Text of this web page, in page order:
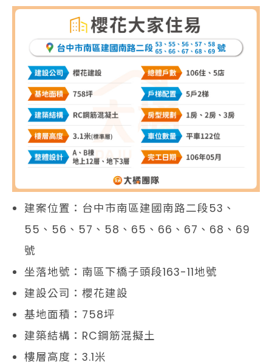
建案位置：台中市南區建國南路二段53、
55、56、57、58、65、66、67、68、69
號
坐落地號：南區下橋子頭段163-11地號
建設公司：櫻花建設
基地面積：758坪
建築結構：RC鋼筋混擬土
樓層高度：3.1米